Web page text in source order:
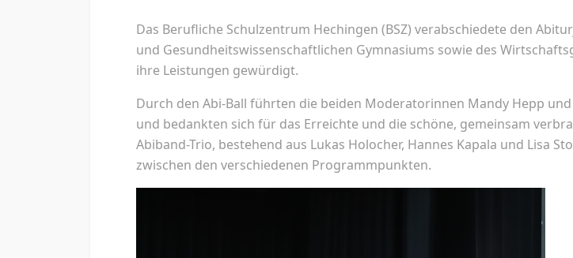
Das Berufliche Schulzentrum Hechingen (BSZ) verabschiedete den
und Gesundheitswissenschaftlichen Gymnasiums sowie des
ihre Leistungen gewürdigt.
Durch den Abi-Ball führten die beiden Moderatorinnen Mandy Hepp
und bedankten sich für das Erreichte und die schöne, gemeinsam
Abiband-Trio, bestehend aus Lukas Holocher, Hannes Kapala und Lisa
zwischen den verschiedenen Programmpunkten.